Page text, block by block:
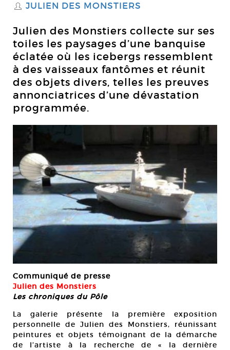
S JULIEN DES MONSTIERS
Julien des Monstiers collecte sur ses
toiles les paysages d’une banquise
éclatée où les icebergs ressemblent
à des vaisseaux fantômes et réunit
des objets divers, telles les preuves
annonciatrices d’une dévastation
programmée.
Communiqué de presse
Julien des Monstiers
Les chroniques du Pôle
La galerie présente la première exposition
personnelle de Julien des Monstiers, réunissant
peintures et objets témoignant de la démarche
de l’artiste à la recherche de « la dernière